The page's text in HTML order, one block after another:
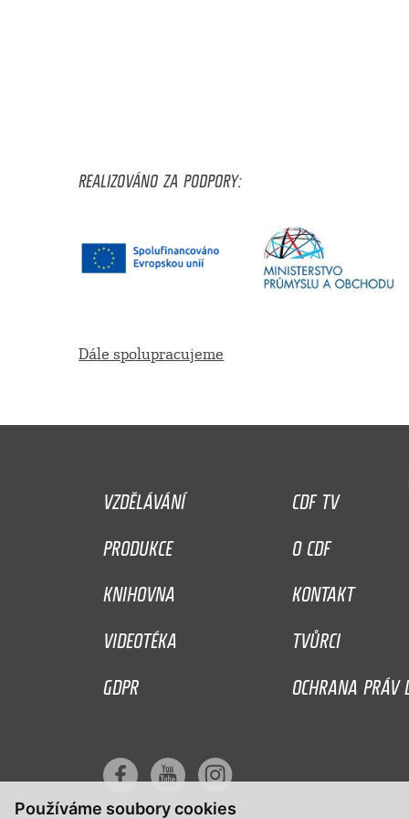
Používáme soubory cookies
REALIZOVÁNO ZA PODPORY:
Dále spolupracujeme
VZDĚLÁVÁNÍ
CDF TV
PRODUKCE
O CDF
KNIHOVNA
KONTAKT
VIDEOTÉKA
TVŮRCI
GDPR
OCHRANA PRÁV